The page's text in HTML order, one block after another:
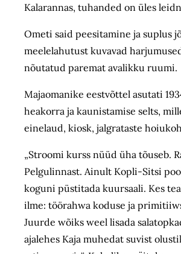
Kalarannas, tuhanded on üles
Ometi said peesitamine ja suplus
meelelahutust kuvavad
nõutatud paremat avalikku ruumi.
Majaomanike eestvõttel asutati
heakorra ja kaunistamise selts,
einelaud, kiosk, jalgrataste
„Stroomi kurss nüüd üha tõuseb.
Pelgulinnast. Ainult Kopli-Sitsi
koguni püstitada kuursaali. Kes
ilme: töörahwa koduse ja
Juurde wõiks weel lisada
ajalehes Kaja muhedat suvist